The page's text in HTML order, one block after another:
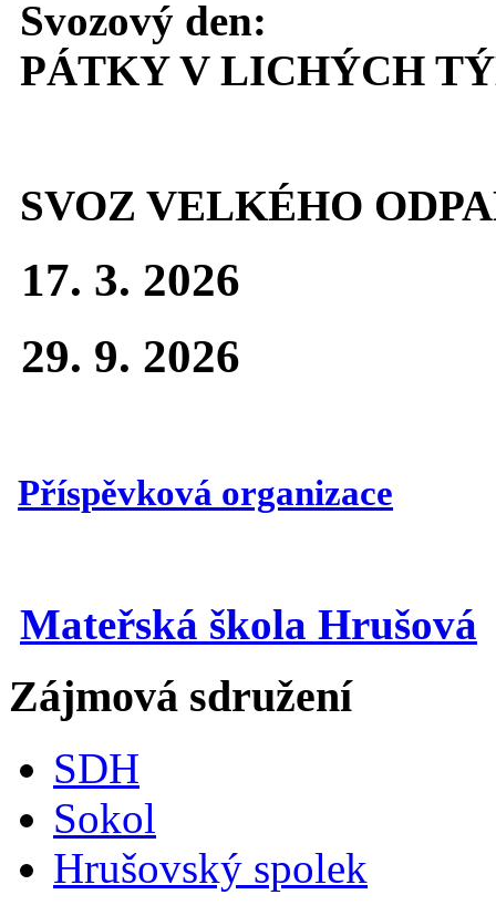
Svozový den:
PÁTKY V LICHÝCH
SVOZ VELKÉHO
17. 3. 2026
29. 9. 2026
Příspěvková organizace
Mateřská škola Hrušová
Zájmová sdružení
SDH
Sokol
Hrušovský spolek